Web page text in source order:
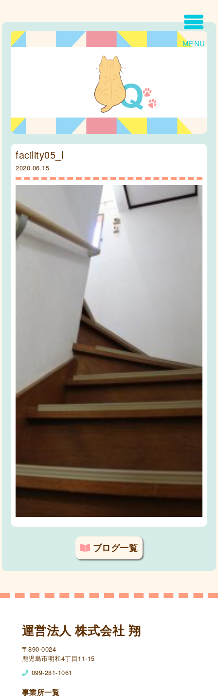
MENU
facility05_l
2020.06.15
ブログ一覧
運営法人 株式会社 翔
〒890-0024
鹿児島市明和4丁目11-15
099-281-1061
事業所一覧